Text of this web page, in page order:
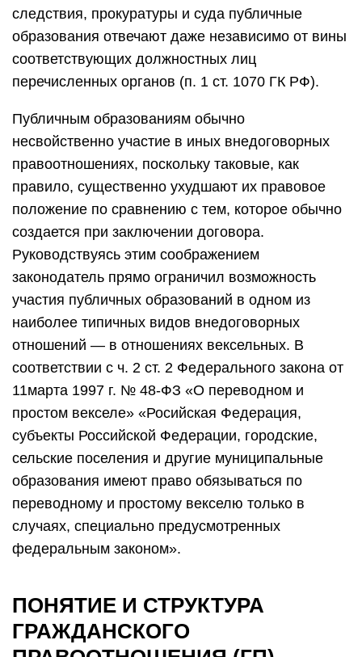
следствия, прокуратуры и суда публичные
образования отвечают даже независимо от вины
соответствующих должностных лиц
перечисленных органов (п. 1 ст. 1070 ГК РФ).
Публичным образованиям обычно
несвойственно участие в иных внедоговорных
правоотношениях, поскольку таковые, как
правило, существенно ухудшают их правовое
положение по сравнению с тем, которое обычно
создается при заключении договора.
Руководствуясь этим соображением
законодатель прямо ограничил возможность
участия публичных образований в одном из
наиболее типичных видов внедоговорных
отношений — в отношениях вексельных. В
соответствии с ч. 2 ст. 2 Федерального закона от
11марта 1997 г. № 48-ФЗ «О переводном и
простом векселе» «Росийская Федерация,
субъекты Российской Федерации, городские,
сельские поселения и другие муниципальные
образования имеют право обязываться по
переводному и простому векселю только в
случаях, специально предусмотренных
федеральным законом».
ПОНЯТИЕ И СТРУКТУРА
ГРАЖДАНСКОГО